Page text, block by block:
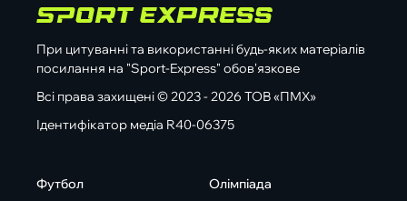
При цитуванні та використанні будь-яких матеріалів
посилання на "Sport-Express" обов'язкове
Всі права захищені © 2023 - 2026 ТОВ «ПМХ»
Ідентифікатор медіа R40-06375
Футбол
Олімпіада